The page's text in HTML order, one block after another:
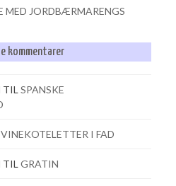
MED JORDBÆRMARENGS
kommentarer
TIL SPANSKE
I FAD
TIL GRATIN